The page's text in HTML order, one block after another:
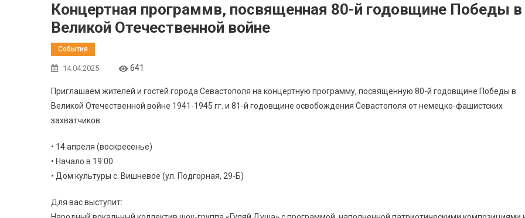
Концертная программв, посвященная 80-й годовщине Победы в
Великой Отечественной войне
События
14.04.2025 641
Приглашаем жителей и гостей города Севастополя на концертную программу, посвященную 80-й годовщине Победы в
Великой Отечественной войне 1941-1945 гг. и 81-й годовщине освобождения Севастополя от немецко-фашистских
захватчиков.
• 14 апреля (воскресенье)
• Начало в 19:00
• Дом культуры с. Вишневое (ул. Подгорная, 29-Б)
Для вас выступит: